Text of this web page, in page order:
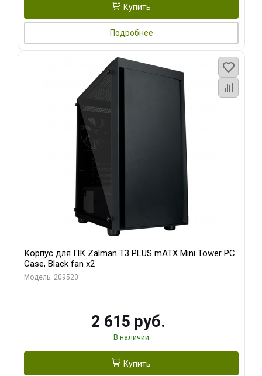
Купить
Подробнее
Корпус для ПК Zalman T3 PLUS mATX Mini Tower PC
Case, Black fan x2
Модель: 209520
2 615 руб.
В наличии
Купить